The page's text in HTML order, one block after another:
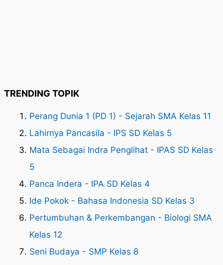
TRENDING TOPIK
Perang Dunia 1 (PD 1) - Sejarah SMA Kelas 11
Lahirnya Pancasila - IPS SD Kelas 5
Mata Sebagai Indra Penglihat - IPAS SD Kelas
5
Panca Indera - IPA SD Kelas 4
Ide Pokok - Bahasa Indonesia SD Kelas 3
Pertumbuhan & Perkembangan - Biologi SMA
Kelas 12
Seni Budaya - SMP Kelas 8